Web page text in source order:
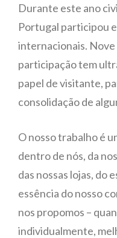
Durante este ano
Portugal participou
internacionais. Nove
participação tem
papel de visitante,
consolidação de
O nosso trabalho é
dentro de nós, da
das nossas lojas, do
essência do nosso
nos propomos –
individualmente,